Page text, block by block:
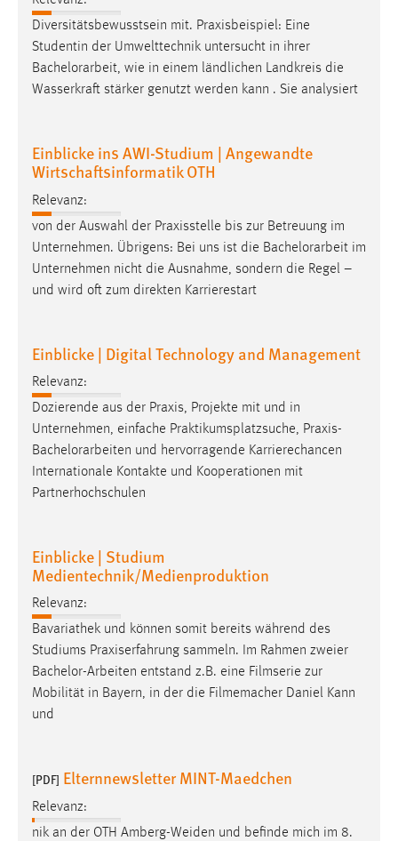
Diversitätsbewusstsein mit. Praxisbeispiel: Eine
Studentin der Umwelttechnik untersucht in ihrer
Bachelorarbeit, wie in einem ländlichen Landkreis die
Wasserkraft stärker genutzt werden kann . Sie analysiert
Einblicke ins AWI-Studium | Angewandte
Wirtschaftsinformatik OTH
Relevanz:
von der Auswahl der Praxisstelle bis zur Betreuung im
Unternehmen. Übrigens: Bei uns ist die Bachelorarbeit im
Unternehmen nicht die Ausnahme, sondern die Regel –
und wird oft zum direkten Karrierestart
Einblicke | Digital Technology and Management
Relevanz:
Dozierende aus der Praxis, Projekte mit und in
Unternehmen, einfache Praktikumsplatzsuche, Praxis-
Bachelorarbeiten und hervorragende Karrierechancen
Internationale Kontakte und Kooperationen mit
Partnerhochschulen
Einblicke | Studium
Medientechnik/Medienproduktion
Relevanz:
Bavariathek und können somit bereits während des
Studiums Praxiserfahrung sammeln. Im Rahmen zweier
Bachelor-Arbeiten entstand z.B. eine Filmserie zur
Mobilität in Bayern, in der die Filmemacher Daniel Kann
und
[PDF] Elternnewsletter MINT-Maedchen
Relevanz:
nik an der OTH Amberg-Weiden und befinde mich im 8.
Conversion-Tracking
Cookie Laufzeit:
3 Monate
Name:
_fbp
Facebook
Zweck:
Conversion-Tracking
EXTERNE MEDIEN
Um Inhalte von Videoplattformen und Social Media
Plattformen anzeigen zu können, werden von diesen
externen Medien Cookies gesetzt.
Vimeo